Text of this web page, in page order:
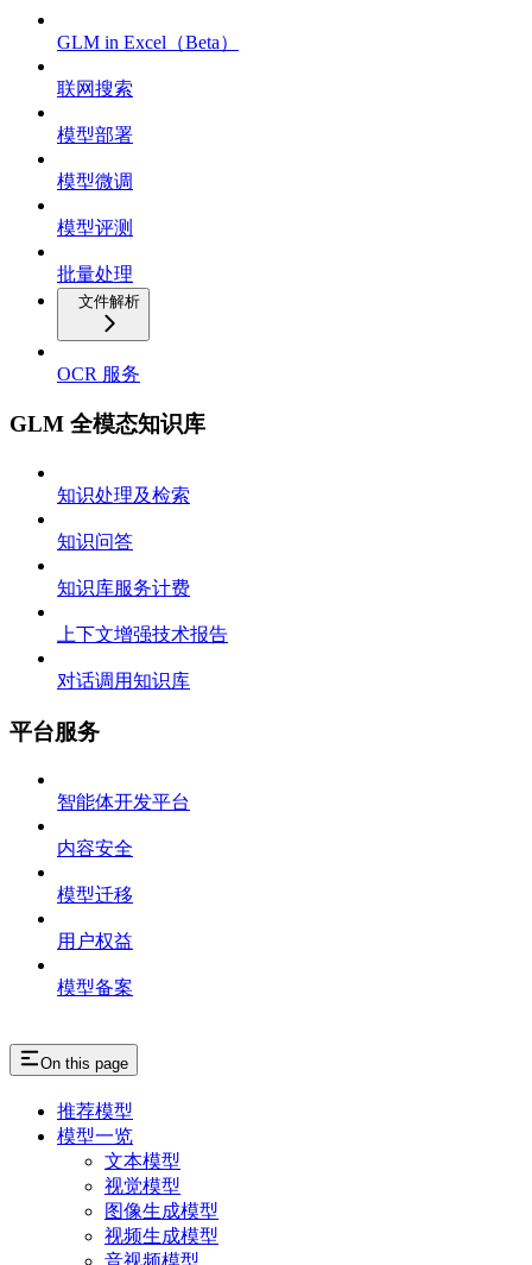
GLM in Excel（Beta）
联网搜索
模型部署
模型微调
模型评测
批量处理
文件解析
OCR 服务
GLM 全模态知识库
知识处理及检索
知识问答
知识库服务计费
上下文增强技术报告
对话调用知识库
平台服务
智能体开发平台
内容安全
模型迁移
用户权益
模型备案
On this page
推荐模型
模型一览
文本模型
视觉模型
图像生成模型
视频生成模型